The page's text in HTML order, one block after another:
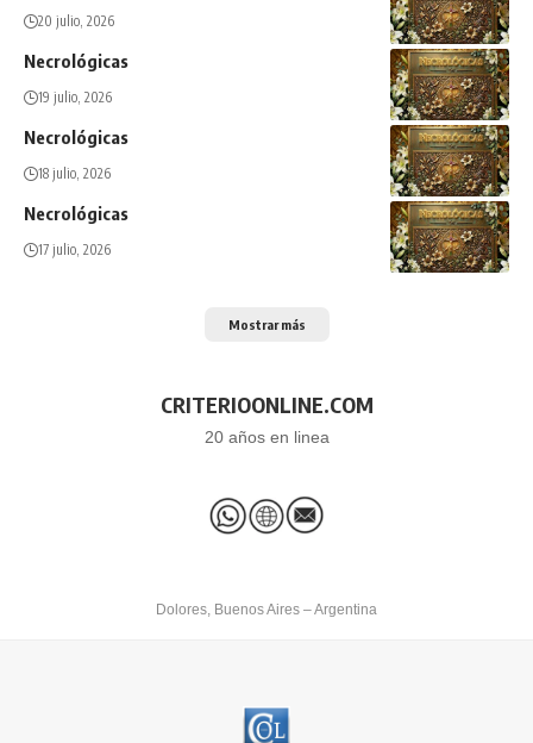
20 julio, 2026
Necrológicas
19 julio, 2026
Necrológicas
18 julio, 2026
Necrológicas
17 julio, 2026
Mostrar más
CRITERIOONLINE.COM
20 años en linea
Dolores, Buenos Aires – Argentina